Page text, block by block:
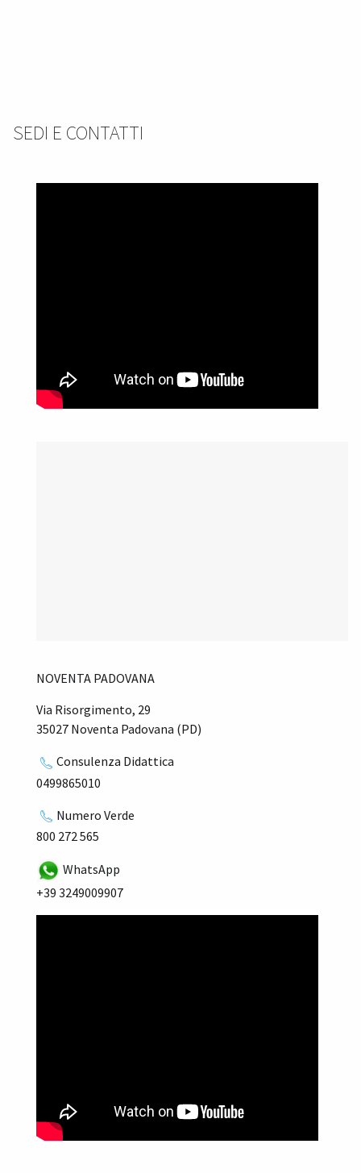
SEDI E CONTATTI
NOVENTA PADOVANA
Via Risorgimento, 29
35027 Noventa Padovana (PD)
Consulenza Didattica
0499865010
Numero Verde
800 272 565
WhatsApp
+39 3249009907